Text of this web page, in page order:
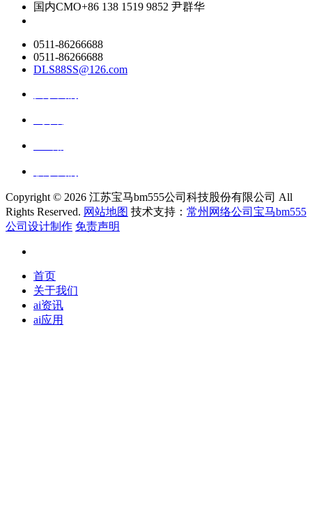
国内CMO+86 138 1519 9852 尹群华
0511-86266688
0511-86266688
DLS88SS@126.com
Copyright © 2026 江苏宝马bm555公司科技股份有限公司 All
Rights Reserved. 网站地图 技术支持： 常州网络公司宝马bm555
公司设计制作 免责声明
首页
关于我们
ai资讯
ai应用